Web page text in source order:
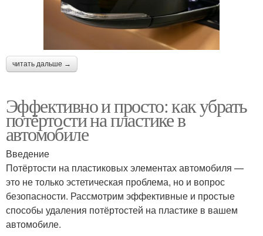
читать дальше →
Эффективно и просто: как убрать
потёртости на пластике в
автомобиле
Введение
Потёртости на пластиковых элементах автомобиля —
это не только эстетическая проблема, но и вопрос
безопасности. Рассмотрим эффективные и простые
способы удаления потёртостей на пластике в вашем
автомобиле.